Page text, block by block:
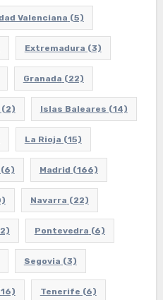
Valenciana (5)
Extremadura (3)
Granada (22)
(2) Islas Baleares (14)
La Rioja (15)
(6) Madrid (166)
Navarra (22)
Pontevedra (6)
Segovia (3)
Tenerife (6)